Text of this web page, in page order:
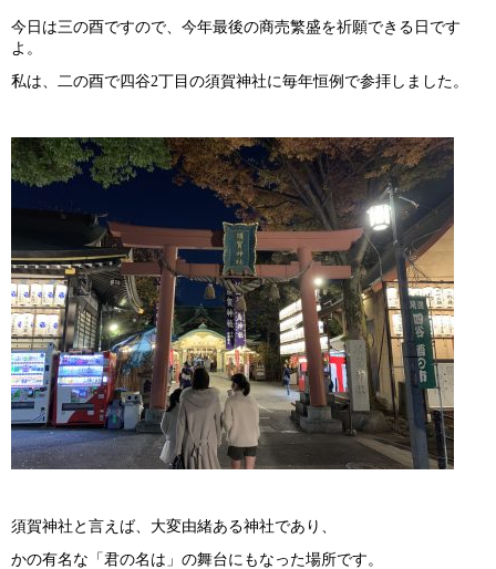
今日は三の酉ですので、今年最後の商売繁盛を祈願できる日です
よ。
私は、二の酉で四谷2丁目の須賀神社に毎年恒例で参拝しました。
須賀神社と言えば、大変由緒ある神社であり、
かの有名な「君の名は」の舞台にもなった場所です。